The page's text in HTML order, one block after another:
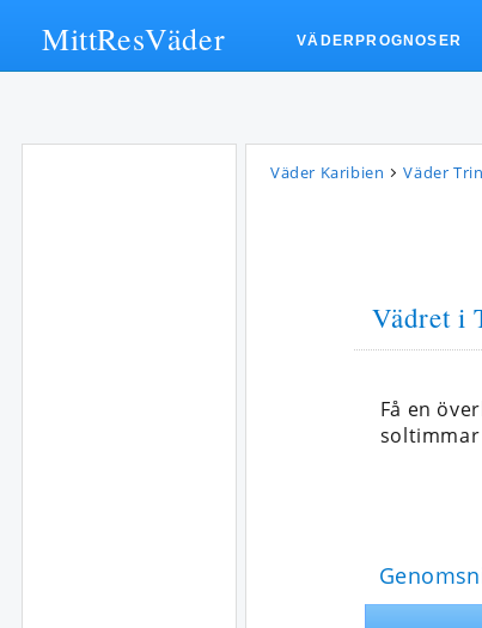
Väder Karibien Väder
Vädret i
Få en
MittResVäder VÄDERPROGNOSER